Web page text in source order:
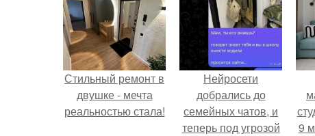
Стильный ремонт в
двушке - мечта
реальностью стала!
Нейросети
добрались до
семейных чатов, и
теперь под угрозой
9